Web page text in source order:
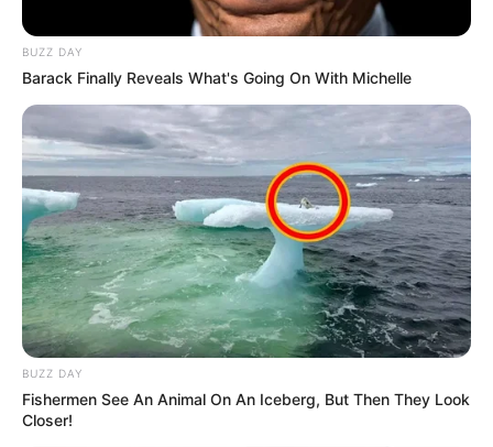
23:07 / 06 Avqust 2026 CƏMİYYƏT
Azərbaycanda qumar asılılığının
müalicəsi harada aparılır?-Rəsmi
Açıqlama
62 0 0
BUZZ DAY
Barack Finally Reveals What's Going On With Michelle
BUZZ DAY
Fishermen See An Animal On An Iceberg, But Then They Look
Closer!